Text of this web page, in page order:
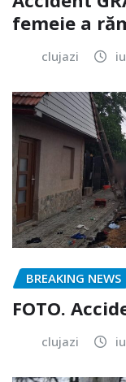
femeie a
clujazi
BREAKING NEWS
FOTO.
clujazi